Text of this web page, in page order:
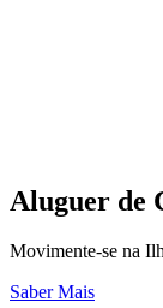
Aluguer de
Movimente-se na
Saber Mais